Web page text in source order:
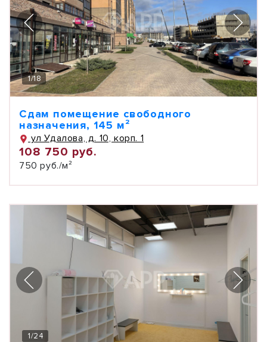
1/18
Сдам помещение свободного
назначения, 145 м²
ул Удалова, д. 10, корп. 1
108 750 руб.
750 руб./м²
1/24